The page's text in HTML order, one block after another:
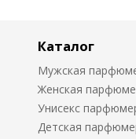
Каталог
Мужская
Женская
Унисекс
Детская